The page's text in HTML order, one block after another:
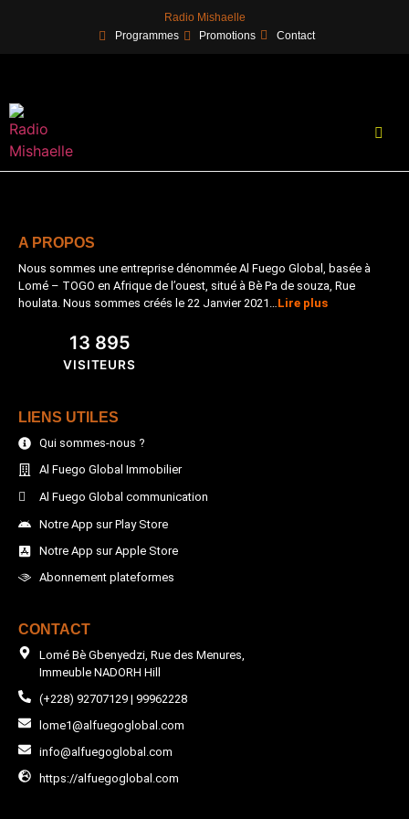
Radio Mishaelle
Programmes
Promotions Contact
A PROPOS
Nous sommes une entreprise dénommée Al Fuego Global , basée à
Lomé – TOGO en Afrique de l’ouest, situé à Bè Pa de souza, Rue
houlata. Nous sommes créés le 22 Janvier 2021 …Lire plus
13 895
VISITEURS
LIENS UTILES
Qui sommes-nous ?
Al Fuego Global Immobilier
Al Fuego Global communication
Notre App sur Play Store
Notre App sur Apple Store
Abonnement plateformes
CONTACT
Lomé Bè Gbenyedzi, Rue des Menures,
Immeuble NADORH Hill
(+228) 92707129 | 99962228
lome1@alfuegoglobal.com
info@alfuegoglobal.com
https://alfuegoglobal.com